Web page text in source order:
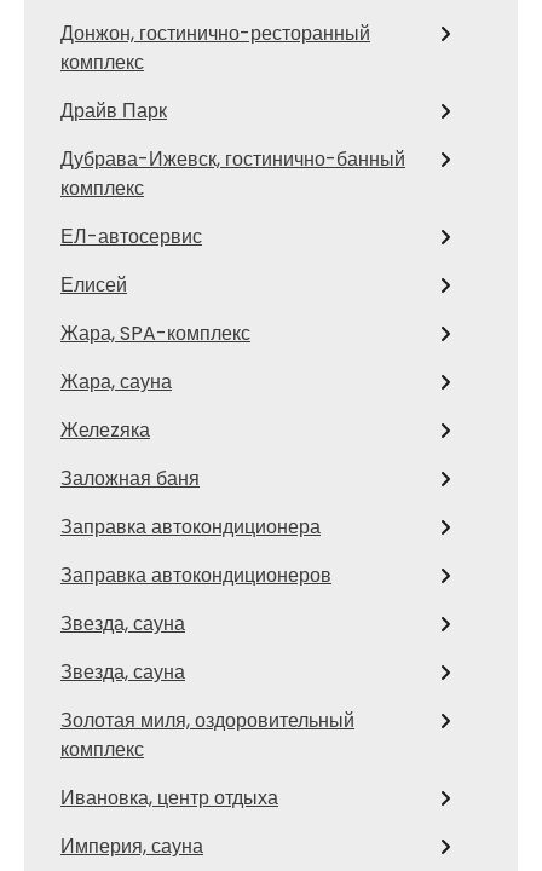
Донжон, гостинично-ресторанный
комплекс
Драйв Парк
Дубрава-Ижевск, гостинично-банный
комплекс
ЕЛ-автосервис
Елисей
Жара, SPA-комплекс
Жара, сауна
Желеzяка
Заложная баня
Заправка автокондиционера
Заправка автокондиционеров
Звезда, сауна
Звезда, сауна
Золотая миля, оздоровительный
комплекс
Ивановка, центр отдыха
Империя, сауна